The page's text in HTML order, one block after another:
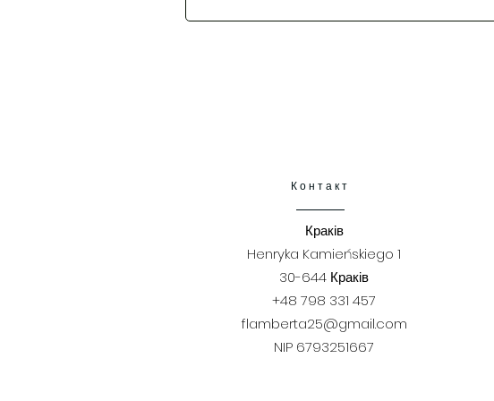
Контакт
Краків
Henryka Kamieńskiego 1
30-644 Краків
+48 798 331 457
flamberta25@gmail.com
NIP 6793251667